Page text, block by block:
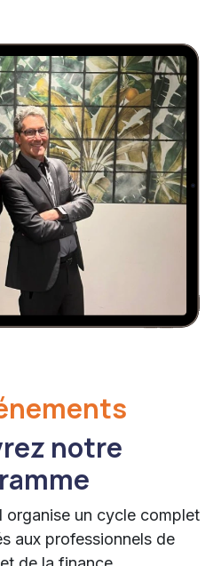
notre
organise un cycle complet
aux professionnels de